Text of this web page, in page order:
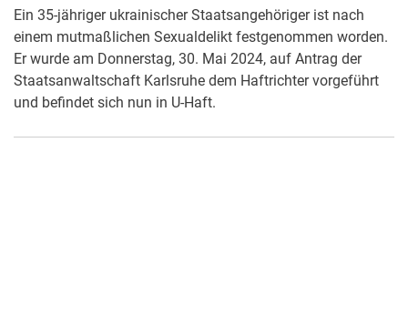
Ein 35-jähriger ukrainischer Staatsangehöriger ist nach
einem mutmaßlichen Sexualdelikt festgenommen worden.
Er wurde am Donnerstag, 30. Mai 2024, auf Antrag der
Staatsanwaltschaft Karlsruhe dem Haftrichter vorgeführt
und befindet sich nun in U-Haft.